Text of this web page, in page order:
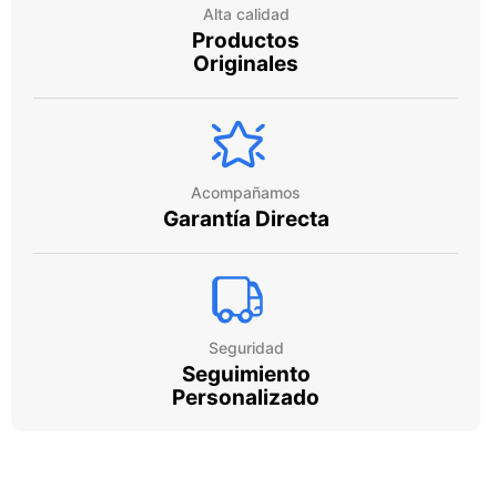
Alta calidad
Productos
Originales
Acompañamos
Garantía Directa
Seguridad
Seguimiento
Personalizado